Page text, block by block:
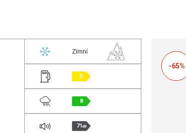
Zimní
D
B
71dB
-65%